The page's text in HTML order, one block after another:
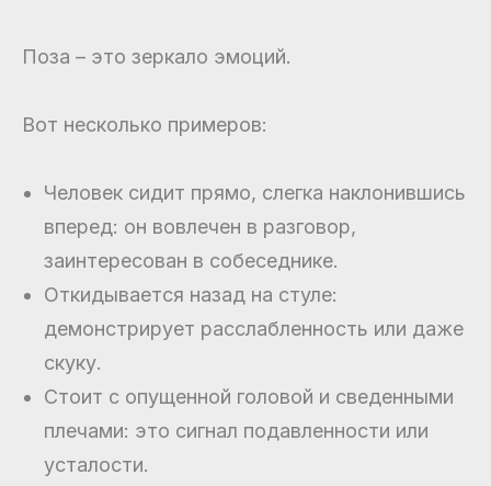
Поза – это зеркало эмоций.
Вот несколько примеров:
Человек сидит прямо, слегка наклонившись
вперед: он вовлечен в разговор,
заинтересован в собеседнике.
Откидывается назад на стуле:
демонстрирует расслабленность или даже
скуку.
Стоит с опущенной головой и сведенными
плечами: это сигнал подавленности или
усталости.